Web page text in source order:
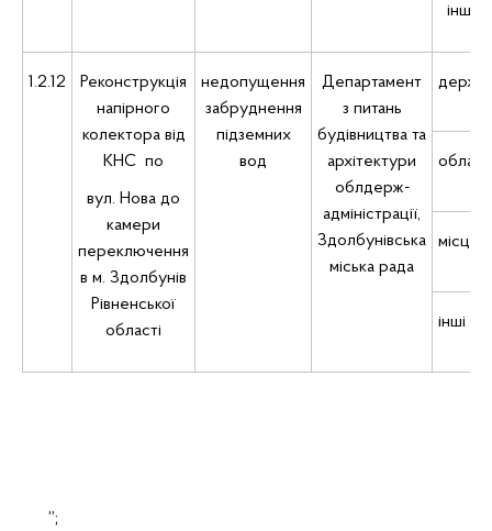
інші
1.2.12
Реконструкція
напірного
колектора від
КНС по
вул. Нова до
камери
переключення
в м. Здолбунів
Рівненської
області
недопущення
забруднення
підземних
вод
Департамент
з питань
будівництва та
архітектури
облдерж­
адміністрації,
Здолбунівська
міська рада
місцеві
інші
”;